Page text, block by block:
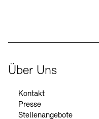
Über Uns
Kontakt
Presse
Stellenangebote